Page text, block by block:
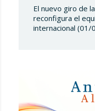
El nuevo giro de
reconfigura el
internacional (01/
entrada de
contingente